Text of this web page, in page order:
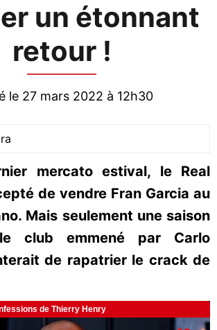
un étonnant
retour !
le 27 mars 2022 à 12h30
mercato estival, le Real
de vendre Fran Garcia au
Mais seulement une saison
club emmené par Carlo
de rapatrier le crack de